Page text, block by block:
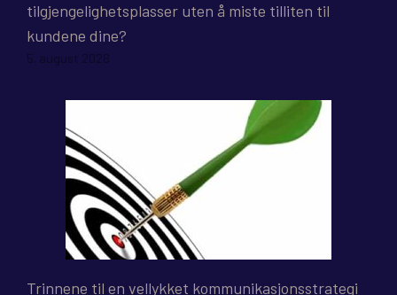
tilgjengelighetsplasser uten å miste tilliten til
kundene dine?
5. august 2026
Trinnene til en vellykket kommunikasjonsstrategi